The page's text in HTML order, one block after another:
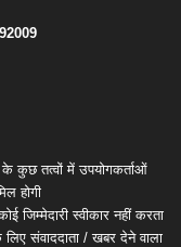
के कुछ तत्वों में उपयोगकर्ताओं
होगी
जिम्मेदारी स्वीकार नहीं करता
संवाददाता / खबर देने वाला